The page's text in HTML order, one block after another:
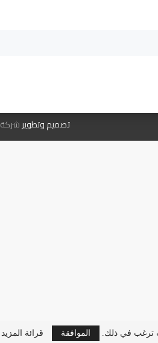
تصميم وتطويرشركة
ترغب في ذلك. الموافقة قرائة المزيد